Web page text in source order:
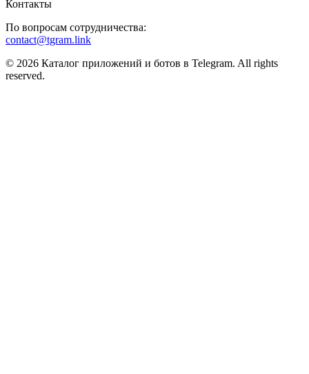
Контакты
По вопросам сотрудничества:
contact@tgram.link
© 2026 Каталог приложений и ботов в Telegram. All rights
reserved.